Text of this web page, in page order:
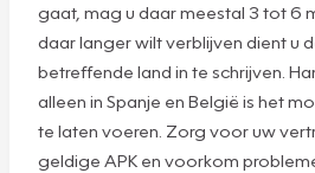
gaat, mag u daar meestal 3 tot 6
daar langer wilt verblijven dient u
betreffende land in te schrijven.
alleen in Spanje en België is het
te laten voeren. Zorg voor uw
geldige APK en voorkom